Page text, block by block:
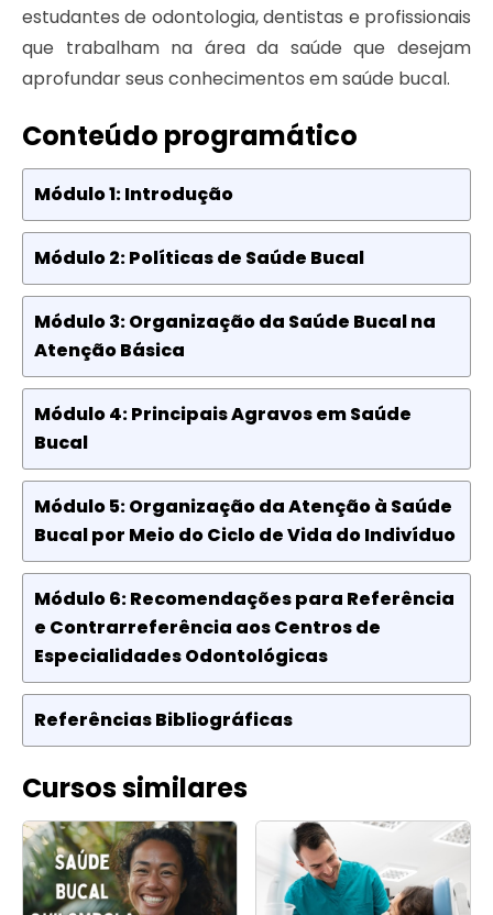
estudantes de odontologia, dentistas e profissionais
que trabalham na área da saúde que desejam
aprofundar seus conhecimentos em saúde bucal.
Conteúdo programático
Módulo 1: Introdução
Módulo 2: Políticas de Saúde Bucal
Módulo 3: Organização da Saúde Bucal na
Atenção Básica
Módulo 4: Principais Agravos em Saúde
Bucal
Módulo 5: Organização da Atenção à Saúde
Bucal por Meio do Ciclo de Vida do Indivíduo
Módulo 6: Recomendações para Referência
e Contrarreferência aos Centros de
Especialidades Odontológicas
Referências Bibliográficas
Cursos similares